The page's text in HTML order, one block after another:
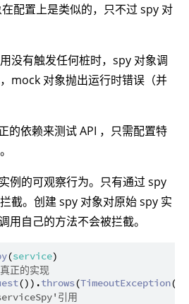
配置上是类似的，只不过 spy 对
没有触发任何桩时，spy 对象调
mock 对象抛出运行时错误（并
的依赖来测试 API ，只需配置特
例的可观察行为。只有通过 spy
截。创建 spy 对象对原始 spy 实
用自己的方法不会被拦截。
(service
正的实现
()).throws(TimeoutException
引用